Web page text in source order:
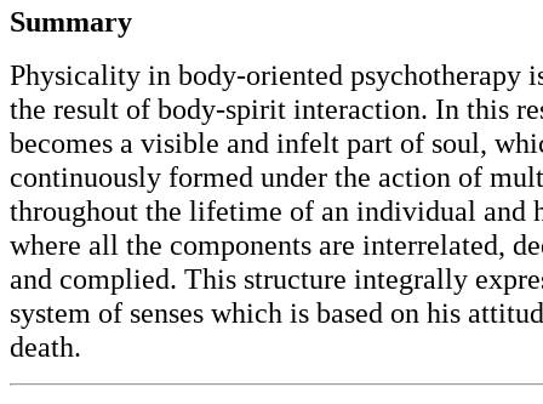
Summary
Physicality in body-oriented psychotherapy
the result of body-spirit interaction. In this
becomes a visible and infelt part of soul,
continuously formed under the action of
throughout the lifetime of an individual and
where all the components are interrelated,
and complied. This structure integrally
system of senses which is based on his
death.